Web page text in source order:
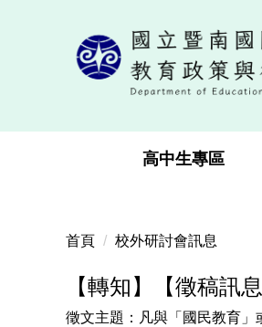
高中生專區
首頁 校外研討會訊息
【轉知】【徵稿訊
徵文主題：凡與「國民教育」